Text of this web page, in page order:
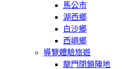
馬公市
湖西鄉
白沙鄉
西嶼鄉
導覽體驗旅遊
龍門閉鎖陣地